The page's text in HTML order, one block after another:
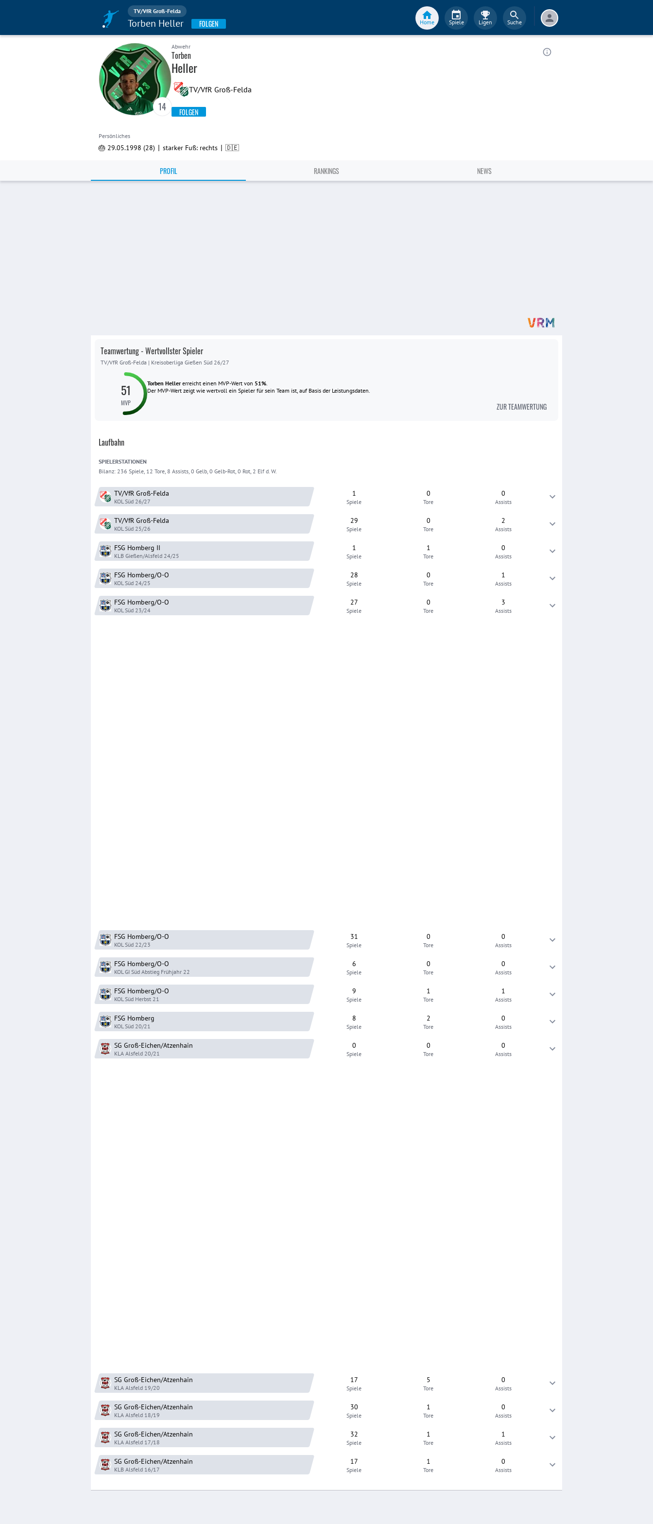
TV/VfR Groß-Felda
Torben Heller FOLGEN Home Spiele Ligen Suche
14
Abwehr
Torben
Heller
TV/VfR Groß-Felda
FOLGEN
Persönliches
🎂 29.05.1998 (28) | starker Fuß: rechts | 🇩🇪
PROFIL RANKINGS NEWS
Teamwertung - Wertvollster Spieler
TV/VfR Groß-Felda | Kreisoberliga Gießen Süd 26/27
51
MVP
Torben Hellererreicht einen MVP-Wert von 51%.
Der MVP-Wert zeigt wie wertvoll ein Spieler für sein Team ist, auf Basis der Leistungsdaten.
ZUR TEAMWERTUNG
Laufbahn
SPIELERSTATIONEN
Bilanz: 236 Spiele, 12 Tore, 8 Assists, 0 Gelb, 0 Gelb-Rot, 0 Rot, 2 Elf d. W.
TV/VfR Groß-Felda
KOL Süd 26/27
1
Spiele
0
Tore
0
Assists
TV/VfR Groß-Felda
KOL Süd 25/26
29
Spiele
0
Tore
2
Assists
FSG Homberg II
KLB Gießen/Alsfeld 24/25
1
Spiele
1
Tore
0
Assists
FSG Homberg/O-O
KOL Süd 24/25
28
Spiele
0
Tore
1
Assists
FSG Homberg/O-O
KOL Süd 23/24
27
Spiele
0
Tore
3
Assists
FSG Homberg/O-O
KOL Süd 22/23
31
Spiele
0
Tore
0
Assists
FSG Homberg/O-O
KOL GI Süd Abstieg Frühjahr 22
6
Spiele
0
Tore
0
Assists
FSG Homberg/O-O
KOL Süd Herbst 21
9
Spiele
1
Tore
1
Assists
FSG Homberg
KOL Süd 20/21
8
Spiele
2
Tore
0
Assists
SG Groß-Eichen/Atzenhain
KLA Alsfeld 20/21
0
Spiele
0
Tore
0
Assists
SG Groß-Eichen/Atzenhain
KLA Alsfeld 19/20
17
Spiele
5
Tore
0
Assists
SG Groß-Eichen/Atzenhain
KLA Alsfeld 18/19
30
Spiele
1
Tore
0
Assists
SG Groß-Eichen/Atzenhain
KLA Alsfeld 17/18
32
Spiele
1
Tore
1
Assists
SG Groß-Eichen/Atzenhain
KLB Alsfeld 16/17
17
Spiele
1
Tore
0
Assists